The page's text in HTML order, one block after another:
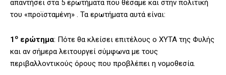
απαντήσει στα 5 ερωτήματα που θέσαμε και στην πολιτική
του «προϊσταμένη» . Τα ερωτήματα αυτά είναι:
1 ο ερώτημα: Πότε θα κλείσει επιτέλους o XYTA της Φυλής
και αν σήμερα λειτουργεί σύμφωνα με τους
περιβαλλοντικούς όρους που προβλέπει η νομοθεσία.